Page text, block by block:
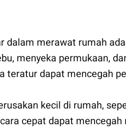
dalam merawat rumah
menyeka permukaan,
dapat mencegah
kecil di rumah,
cepat dapat